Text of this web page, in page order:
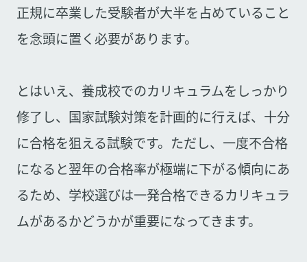
正規に卒業した受験者が大半を占めていること
を念頭に置く必要があります。
とはいえ、養成校でのカリキュラムをしっかり
修了し、国家試験対策を計画的に行えば、十分
に合格を狙える試験です。ただし、一度不合格
になると翌年の合格率が極端に下がる傾向にあ
るため、学校選びは一発合格できるカリキュラ
ムがあるかどうかが重要になってきます。